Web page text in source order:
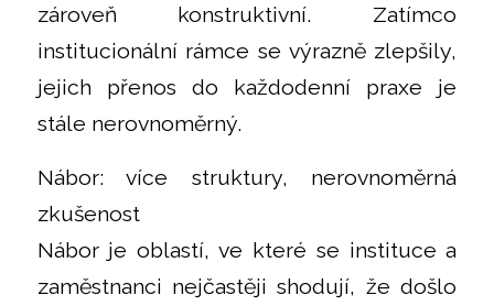
zároveň konstruktivní. Zatímco
institucionální rámce se výrazně zlepšily,
jejich přenos do každodenní praxe je
stále nerovnoměrný.
Nábor: více struktury, nerovnoměrná
zkušenost
Nábor je oblastí, ve které se instituce a
zaměstnanci nejčastěji shodují, že došlo